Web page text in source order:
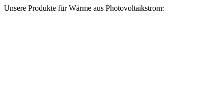
Unsere Produkte für Wärme aus Photovoltaikstrom: